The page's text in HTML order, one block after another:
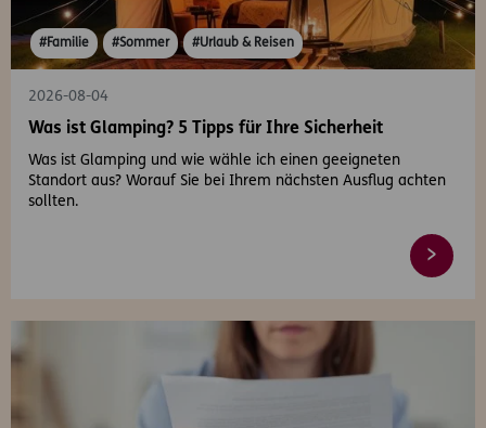
#Familie #Sommer #Urlaub & Reisen
2026-08-04
Was ist Glamping? 5 Tipps für Ihre Sicherheit
Was ist Glamping und wie wähle ich einen geeigneten
Standort aus? Worauf Sie bei Ihrem nächsten Ausflug achten
sollten.